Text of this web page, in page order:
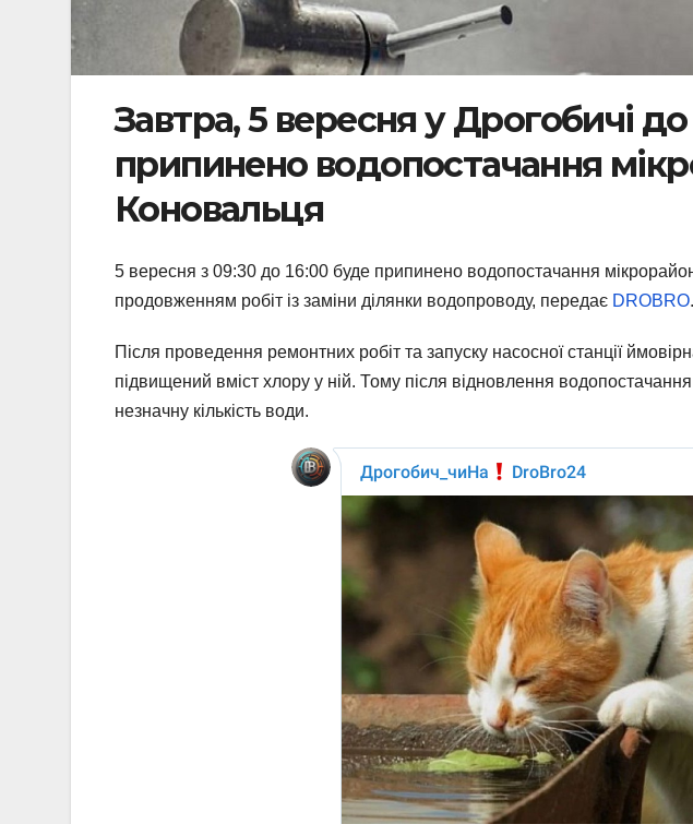
Завтра, 5 вересня у Дрогобичі
припинено водопостачання
Коновальця
5 вересня з 09:30 до 16:00 буде припинено водопостачання
продовженням робіт із заміни ділянки водопроводу, передає DROBRO.
Після проведення ремонтних робіт та запуску насосної станції
підвищений вміст хлору у ній. Тому після відновлення водопостачання
незначну кількість води.